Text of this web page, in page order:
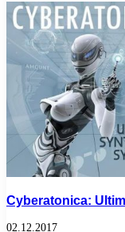
Cyberatonica:
02.12.2017